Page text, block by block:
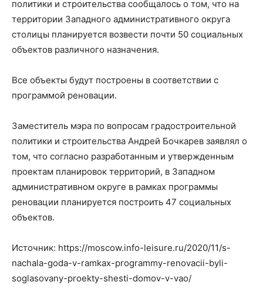
политики и строительства сообщалось о том, что на
территории Западного административного округа
столицы планируется возвести почти 50 социальных
объектов различного назначения.
Все объекты будут построены в соответствии с
программой реновации.
Заместитель мэра по вопросам градостроительной
политики и строительства Андрей Бочкарев заявлял о
том, что согласно разработанным и утвержденным
проектам планировок территорий, в Западном
административном округе в рамках программы
реновации планируется построить 47 социальных
объектов.
Источник: https://moscow.info-leisure.ru/2020/11/s-
nachala-goda-v-ramkax-programmy-renovacii-byli-
soglasovany-proekty-shesti-domov-v-vao/